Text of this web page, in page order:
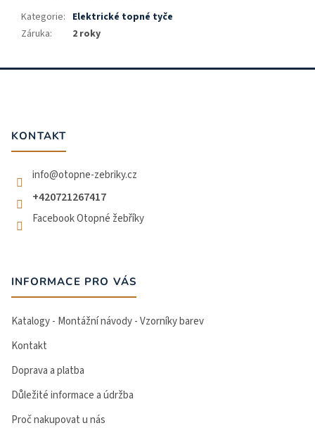
Kategorie: Elektrické topné tyče
Záruka: 2 roky
Z
KONTAKT
info@otopne-zebriky.cz
+420721267417
Facebook Otopné žebříky
INFORMACE PRO VÁS
Katalogy - Montážní návody - Vzorníky barev
Kontakt
Doprava a platba
Důležité informace a údržba
Proč nakupovat u nás